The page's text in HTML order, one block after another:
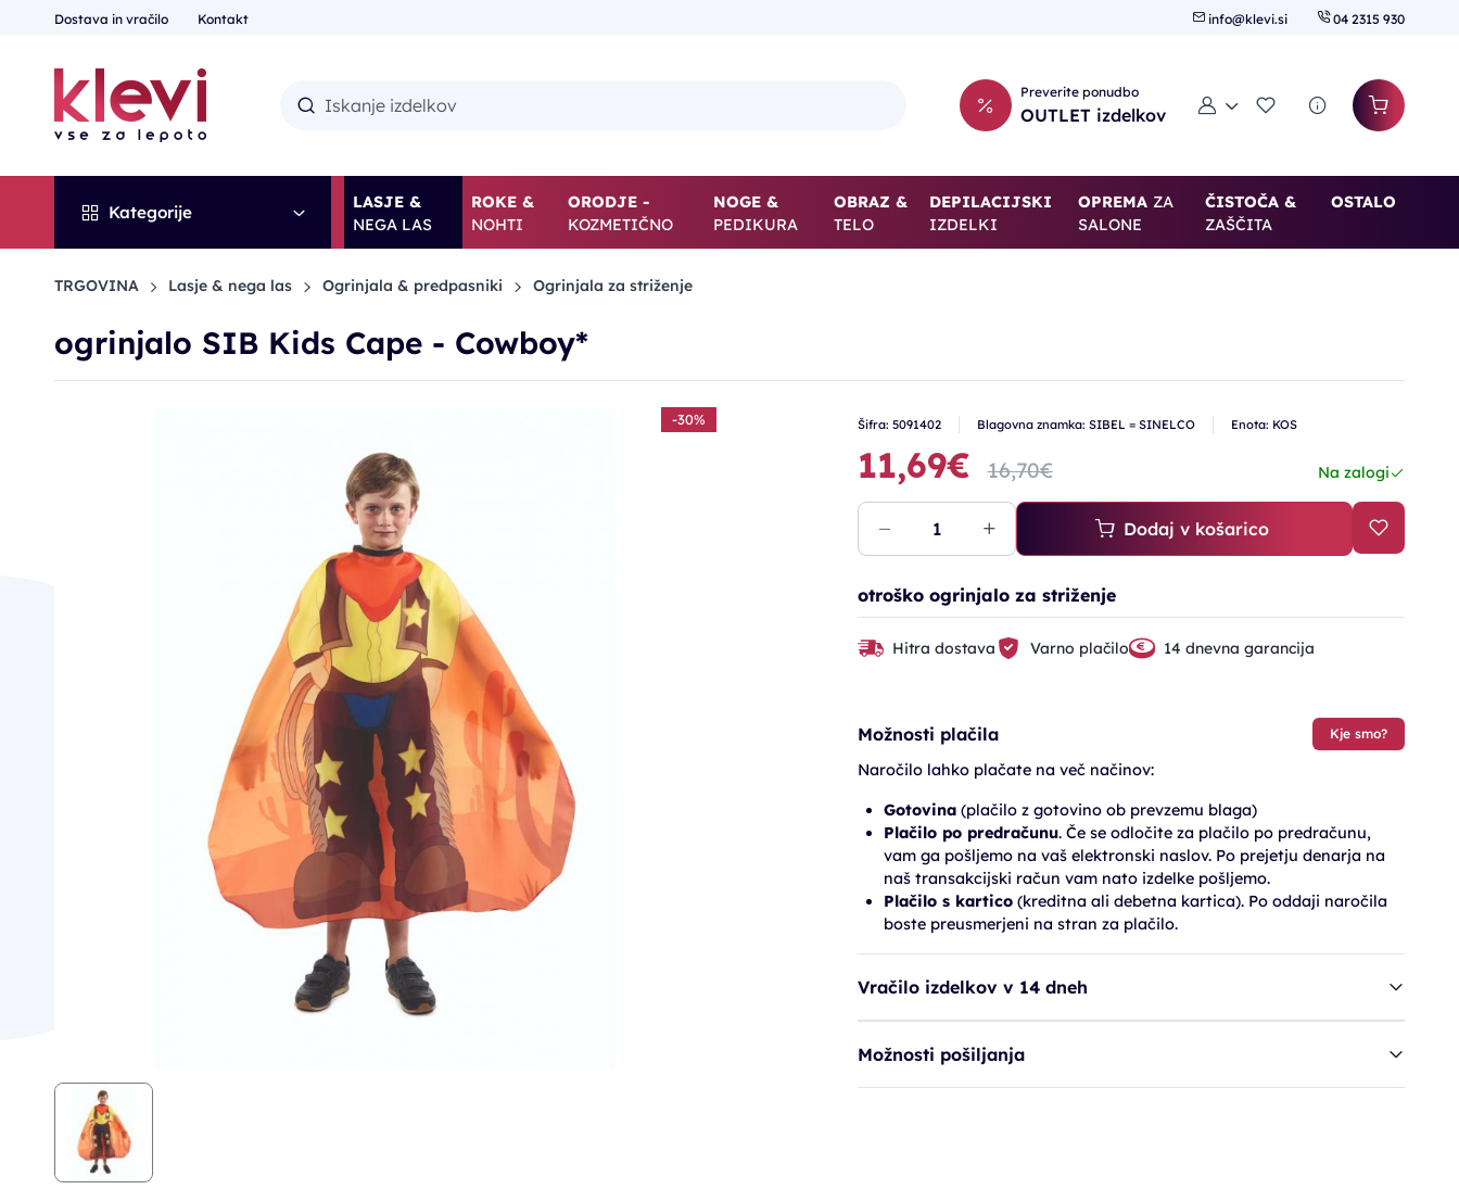
Dostava in vračilo Kontakt info@klevi.si 04 2315 930
Preverite ponudbo
OUTLET izdelkov Moj računSeznam želja
Kategorije
LASJE &
NEGA LAS
ROKE &
NOHTI
ORODJE -
KOZMETIČNO
NOGE &
PEDIKURA
OBRAZ &
TELO
DEPILACIJSKI
IZDELKI
OPREMAZA
SALONE
ČISTOČA &
ZAŠČITA
OSTALO
TRGOVINA Lasje & nega las Ogrinjala & predpasniki Ogrinjala za striženje
ogrinjalo SIB Kids Cape - Cowboy*
-30% Šifra: 5091402 Blagovna znamka: SIBEL = SINELCO Enota: KOS
11,69€ 16,70€ Na zalogi
Dodaj v košarico
otroško ogrinjalo za striženje
Hitra dostava Varno plačilo 14 dnevna garancija
Možnosti plačila Kje smo?
Naročilo lahko plačate na več načinov:
Gotovina(plačilo z gotovino ob prevzemu blaga)
Plačilo po predračunu. Če se odločite za plačilo po predračunu,
vam ga pošljemo na vaš elektronski naslov. Po prejetju denarja na
naš transakcijski račun vam nato izdelke pošljemo.
Plačilo s kartico(kreditna ali debetna kartica). Po oddaji naročila
boste preusmerjeni na stran za plačilo.
Vračilo izdelkov v 14 dneh
Možnosti pošiljanja